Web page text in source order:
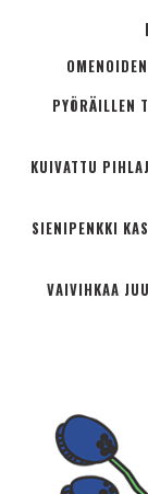
PYÖRÄILLEN
KUIVATTU
SIENIPENKKI
VAIVIHKAA